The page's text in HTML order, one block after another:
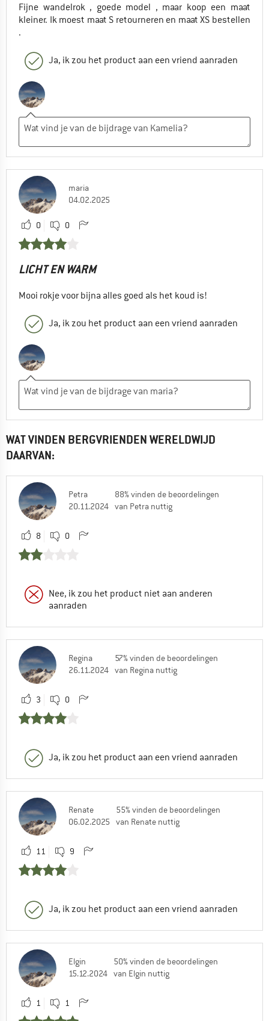
Fijne wandelrok , goede model , maar koop een maat
kleiner. Ik moest maat S retourneren en maat XS bestellen
.
Ja, ik zou het product aan een vriend aanraden
maria
04.02.2025
0 0
LICHT EN WARM
Mooi rokje voor bijna alles goed als het koud is!
Ja, ik zou het product aan een vriend aanraden
WAT VINDEN BERGVRIENDEN WERELDWIJD
DAARVAN:
Petra
20.11.2024
88% vinden de beoordelingen
van Petra nuttig
8 0
Nee, ik zou het product niet aan anderen
aanraden
Regina
26.11.2024
57% vinden de beoordelingen
van Regina nuttig
3 0
Ja, ik zou het product aan een vriend aanraden
Renate
06.02.2025
55% vinden de beoordelingen
van Renate nuttig
11 9
Ja, ik zou het product aan een vriend aanraden
Elgin
15.12.2024
50% vinden de beoordelingen
van Elgin nuttig
1 1